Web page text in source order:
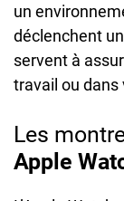
un
déclenchent
servent à
travail ou
Les
Apple